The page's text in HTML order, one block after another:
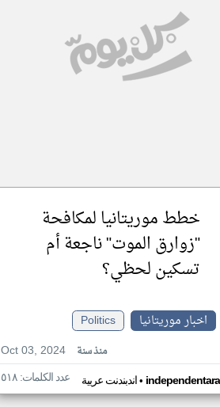
خطط موريتانيا لمكافحة
"زوارق الموت" ناجعة أم
تسكين لحظي؟
اخبار موريتانيا
Politics
Oct 03, 2024
منذ سنة
اندبندنت عربية• عدد الكلمات: ٥١٨